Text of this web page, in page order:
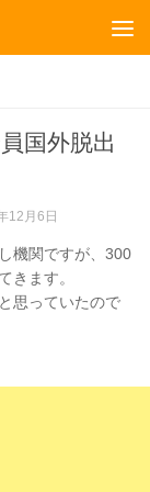
国外脱出
12月6日
機関ですが、300
きます。
思っていたので